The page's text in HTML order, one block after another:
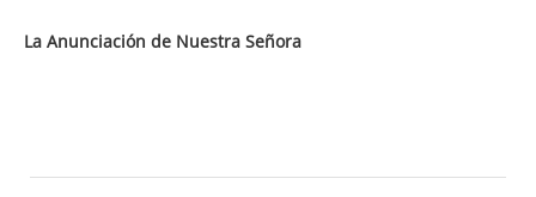
La Anunciación de Nuestra Señora